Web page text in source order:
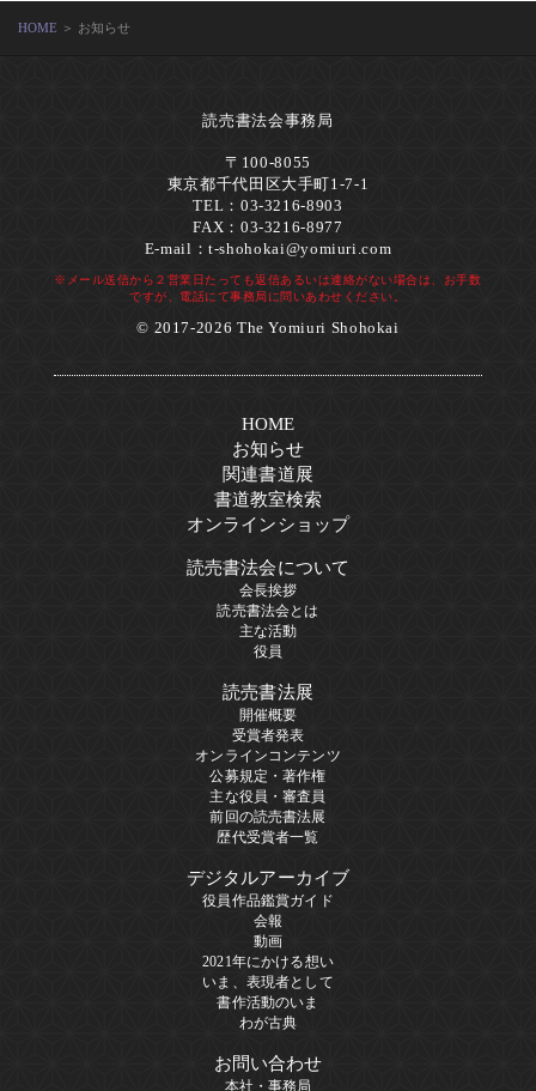
HOME ＞ お知らせ
読売書法会事務局
〒100-8055
東京都千代田区大手町1-7-1
TEL：03-3216-8903
FAX：03-3216-8977
E-mail：t-shohokai@yomiuri.com
※メール送信から２営業日たっても返信あるいは連絡がない場合は、お手数
ですが、電話にて事務局に問いあわせください。
© 2017-2026 The Yomiuri Shohokai
HOME
お知らせ
関連書道展
書道教室検索
オンラインショップ
読売書法会について
会長挨拶
読売書法会とは
主な活動
役員
読売書法展
開催概要
受賞者発表
オンラインコンテンツ
公募規定・著作権
主な役員・審査員
前回の読売書法展
歴代受賞者一覧
デジタルアーカイブ
役員作品鑑賞ガイド
会報
動画
2021年にかける想い
いま、表現者として
書作活動のいま
わが古典
お問い合わせ
本社・事務局